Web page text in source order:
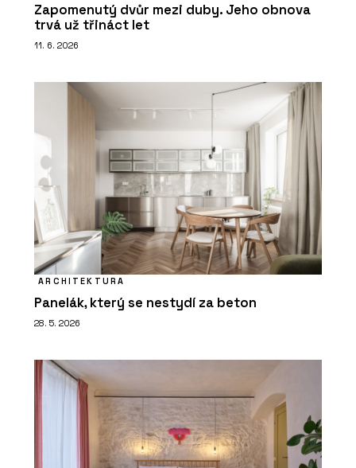
Zapomenutý dvůr mezi duby. Jeho obnova
trvá už třináct let
11. 6. 2026
ARCHITEKTURA
Panelák, který se nestydí za beton
28. 5. 2026